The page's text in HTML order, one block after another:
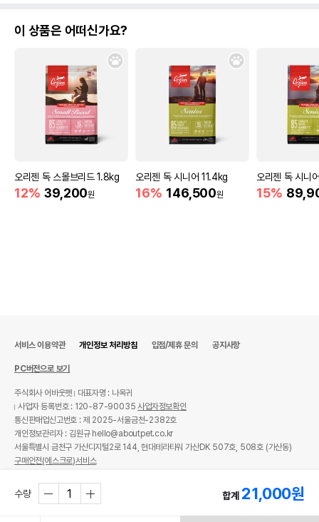
이 상품은 어떠신가요?
오리젠 독 스몰브리드 1.8kg
12% 39,200원
오리젠 독 시니어 11.4kg
16% 146,500원
오리젠 독 시니
15%
수량 합계 21,000원
서비스 이용약관 개인정보 처리방침 입점/제휴 문의 공지사항
PC버전으로 보기
주식회사 어바웃펫
대표자명 : 나옥귀
사업자 등록번호 : 120-87-90035사업자정보확인
통신판매업신고번호 : 제 2025-서울금천-2382호
개인정보관리자 : 김원규 hello@aboutpet.co.kr
서울특별시 금천구 가산디지털2로 144, 현대테라타워 가산DK 507호, 508호 (가산동)
구매안전(에스크로)서비스